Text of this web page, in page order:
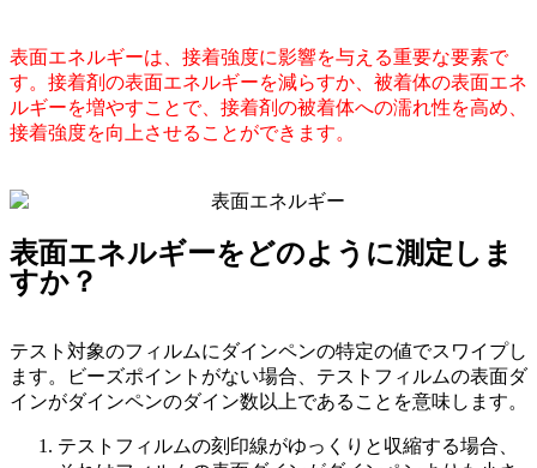
表面エネルギーは、接着強度に影響を与える重要な要素で
す。接着剤の表面エネルギーを減らすか、被着体の表面エネ
ルギーを増やすことで、接着剤の被着体への濡れ性を高め、
接着強度を向上させることができます。
表面エネルギーをどのように測定しま
すか？
テスト対象のフィルムにダインペンの特定の値でスワイプし
ます。ビーズポイントがない場合、テストフィルムの表面ダ
インがダインペンのダイン数以上であることを意味します。
テストフィルムの刻印線がゆっくりと収縮する場合、